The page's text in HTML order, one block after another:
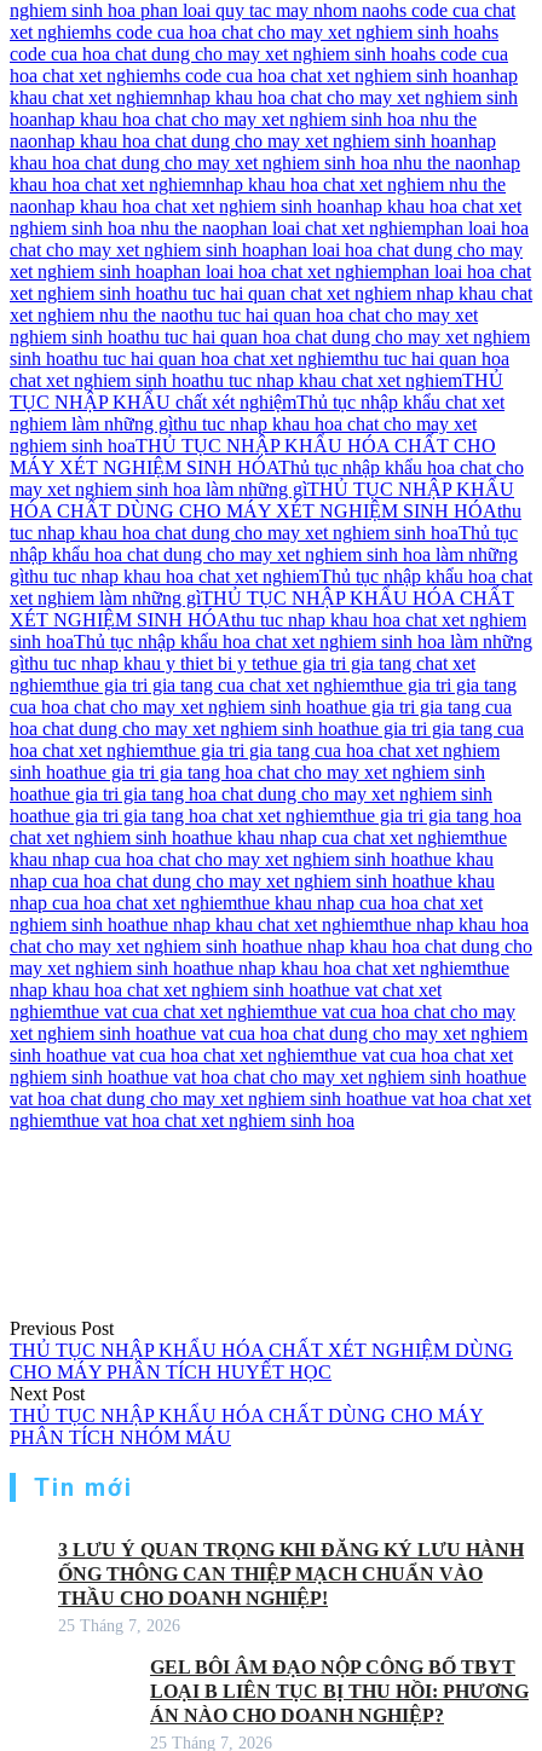
nghiem sinh hoa phan loai quy tac may nhom naohs code cua chat
xet nghiemhs code cua hoa chat cho may xet nghiem sinh hoahs
code cua hoa chat dung cho may xet nghiem sinh hoahs code cua
hoa chat xet nghiemhs code cua hoa chat xet nghiem sinh hoanhap
khau chat xet nghiemnhap khau hoa chat cho may xet nghiem sinh
hoanhap khau hoa chat cho may xet nghiem sinh hoa nhu the
naonhap khau hoa chat dung cho may xet nghiem sinh hoanhap
khau hoa chat dung cho may xet nghiem sinh hoa nhu the naonhap
khau hoa chat xet nghiemnhap khau hoa chat xet nghiem nhu the
naonhap khau hoa chat xet nghiem sinh hoanhap khau hoa chat xet
nghiem sinh hoa nhu the naophan loai chat xet nghiemphan loai hoa
chat cho may xet nghiem sinh hoaphan loai hoa chat dung cho may
xet nghiem sinh hoaphan loai hoa chat xet nghiemphan loai hoa chat
xet nghiem sinh hoathu tuc hai quan chat xet nghiem nhap khau chat
xet nghiem nhu the naothu tuc hai quan hoa chat cho may xet
nghiem sinh hoathu tuc hai quan hoa chat dung cho may xet nghiem
sinh hoathu tuc hai quan hoa chat xet nghiemthu tuc hai quan hoa
chat xet nghiem sinh hoathu tuc nhap khau chat xet nghiemTHỦ
TỤC NHẬP KHẨU chất xét nghiệmThủ tục nhập khẩu chat xet
nghiem làm những gìthu tuc nhap khau hoa chat cho may xet
nghiem sinh hoaTHỦ TỤC NHẬP KHẨU HÓA CHẤT CHO
MÁY XÉT NGHIỆM SINH HÓAThủ tục nhập khẩu hoa chat cho
may xet nghiem sinh hoa làm những gìTHỦ TỤC NHẬP KHẨU
HÓA CHẤT DÙNG CHO MÁY XÉT NGHIỆM SINH HÓAthu
tuc nhap khau hoa chat dung cho may xet nghiem sinh hoaThủ tục
nhập khẩu hoa chat dung cho may xet nghiem sinh hoa làm những
gìthu tuc nhap khau hoa chat xet nghiemThủ tục nhập khẩu hoa chat
xet nghiem làm những gìTHỦ TỤC NHẬP KHẨU HÓA CHẤT
XÉT NGHIỆM SINH HÓAthu tuc nhap khau hoa chat xet nghiem
sinh hoaThủ tục nhập khẩu hoa chat xet nghiem sinh hoa làm những
gìthu tuc nhap khau y thiet bi y tethue gia tri gia tang chat xet
nghiemthue gia tri gia tang cua chat xet nghiemthue gia tri gia tang
cua hoa chat cho may xet nghiem sinh hoathue gia tri gia tang cua
hoa chat dung cho may xet nghiem sinh hoathue gia tri gia tang cua
hoa chat xet nghiemthue gia tri gia tang cua hoa chat xet nghiem
sinh hoathue gia tri gia tang hoa chat cho may xet nghiem sinh
hoathue gia tri gia tang hoa chat dung cho may xet nghiem sinh
hoathue gia tri gia tang hoa chat xet nghiemthue gia tri gia tang hoa
chat xet nghiem sinh hoathue khau nhap cua chat xet nghiemthue
khau nhap cua hoa chat cho may xet nghiem sinh hoathue khau
nhap cua hoa chat dung cho may xet nghiem sinh hoathue khau
nhap cua hoa chat xet nghiemthue khau nhap cua hoa chat xet
nghiem sinh hoathue nhap khau chat xet nghiemthue nhap khau hoa
chat cho may xet nghiem sinh hoathue nhap khau hoa chat dung cho
may xet nghiem sinh hoathue nhap khau hoa chat xet nghiemthue
nhap khau hoa chat xet nghiem sinh hoathue vat chat xet
nghiemthue vat cua chat xet nghiemthue vat cua hoa chat cho may
xet nghiem sinh hoathue vat cua hoa chat dung cho may xet nghiem
sinh hoathue vat cua hoa chat xet nghiemthue vat cua hoa chat xet
nghiem sinh hoathue vat hoa chat cho may xet nghiem sinh hoathue
vat hoa chat dung cho may xet nghiem sinh hoathue vat hoa chat xet
nghiemthue vat hoa chat xet nghiem sinh hoa
Previous Post
THỦ TỤC NHẬP KHẨU HÓA CHẤT XÉT NGHIỆM DÙNG
CHO MÁY PHÂN TÍCH HUYẾT HỌC
Next Post
THỦ TỤC NHẬP KHẨU HÓA CHẤT DÙNG CHO MÁY
PHÂN TÍCH NHÓM MÁU
Tin mới
3 LƯU Ý QUAN TRỌNG KHI ĐĂNG KÝ LƯU HÀNH
ỐNG THÔNG CAN THIỆP MẠCH CHUẨN VÀO
THẦU CHO DOANH NGHIỆP!
25 Tháng 7, 2026
GEL BÔI ÂM ĐẠO NỘP CÔNG BỐ TBYT
LOẠI B LIÊN TỤC BỊ THU HỒI: PHƯƠNG
ÁN NÀO CHO DOANH NGHIỆP?
25 Tháng 7, 2026